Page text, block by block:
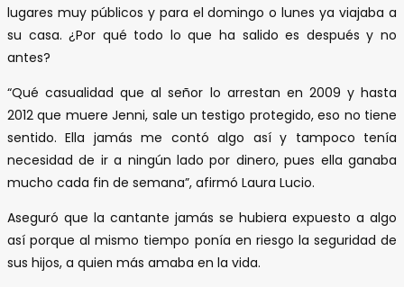
lugares muy públicos y para el domingo o lunes ya viajaba a
su casa. ¿Por qué todo lo que ha salido es después y no
antes?
“Qué casualidad que al señor lo arrestan en 2009 y hasta
2012 que muere Jenni, sale un testigo protegido, eso no tiene
sentido. Ella jamás me contó algo así y tampoco tenía
necesidad de ir a ningún lado por dinero, pues ella ganaba
mucho cada fin de semana”, afirmó Laura Lucio.
Aseguró que la cantante jamás se hubiera expuesto a algo
así porque al mismo tiempo ponía en riesgo la seguridad de
sus hijos, a quien más amaba en la vida.